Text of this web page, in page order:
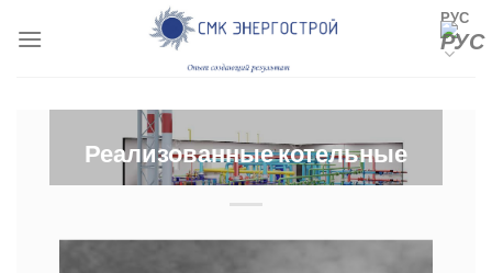
РУС
Реализованные котельные